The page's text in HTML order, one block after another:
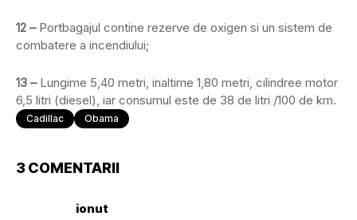
12 – Portbagajul contine rezerve de oxigen si un sistem de
combatere a incendiului;
13 –Lungime 5,40 metri, inaltime 1,80 metri, cilindree motor
6,5 litri (diesel), iar consumul este de 38 de litri /100 de km.
Cadillac Obama
3 COMENTARII
ionut